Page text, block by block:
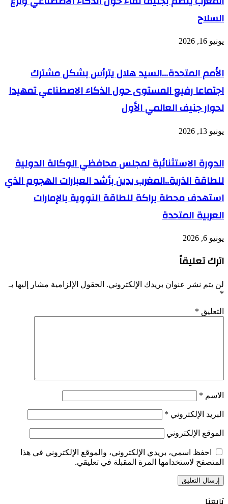
السلاح
يونيو 16, 2026
الأمم المتحدة…السيد هلال يترأس بشكل مشترك
اجتماعا رفيع المستوى حول الذكاء الاصطناعي تمهيدا
لحوار جنيف العالمي الأول
يونيو 13, 2026
الدورة الاستثنائية لمجلس محافظي الوكالة الدولية
للطاقة الذرية..المغرب يدين بأشد العبارات الهجوم الذي
استهدف محطة براكة للطاقة النووية بالإمارات
العربية المتحدة
يونيو 6, 2026
اترك تعليقاً
لن يتم نشر عنوان بريدك الإلكتروني. الحقول الإلزامية مشار إليها بـ
*
التعليق *
الاسم *
البريد الإلكتروني *
الموقع الإلكتروني
احفظ اسمي، بريدي الإلكتروني، والموقع الإلكتروني في هذا
المتصفح لاستخدامها المرة المقبلة في تعليقي.